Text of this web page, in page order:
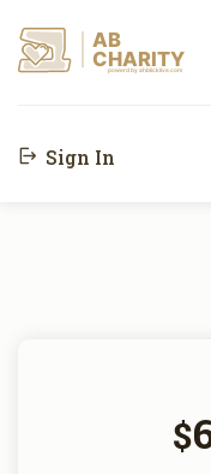
AB
CHARITY
powerd by ahblicklive.com
Sign In
$